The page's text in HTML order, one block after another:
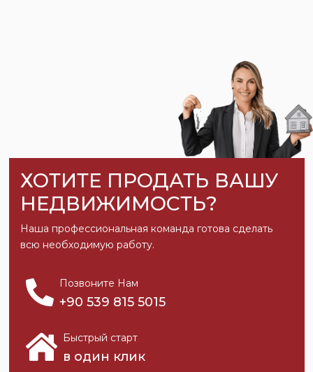
ХОТИТЕ ПРОДАТЬ ВАШУ
НЕДВИЖИМОСТЬ?
Наша профессиональная команда готова сделать
всю необходимую работу.
Позвоните Нам
+90 539 815 5015
Быстрый старт
в один клик